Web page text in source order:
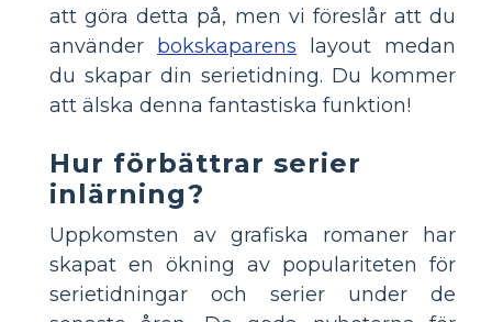
att göra detta på, men vi föreslår att du
använder bokskaparens layout medan
du skapar din serietidning. Du kommer
att älska denna fantastiska funktion!
Hur förbättrar serier
inlärning?
Uppkomsten av grafiska romaner har
skapat en ökning av populariteten för
serietidningar och serier under de